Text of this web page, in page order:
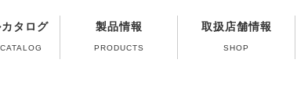
タログ 製品情報
PRODUCTS
取扱店舗情報
SHOP